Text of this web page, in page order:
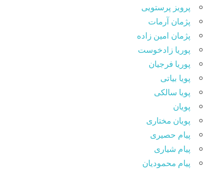
پرویز پرستویی
پژمان آرمات
پژمان امین زاده
پوریا زادخوست
پوریا فرجیان
پویا بیاتی
پویا سالکی
پویان
پویان مختاری
پیام حصیری
پیام شیاری
پیام محمودیان